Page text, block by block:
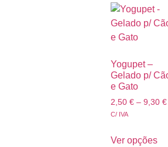
Yogupet –
Gelado p/
e Gato
2,50 € – 9,30 €
C/ IVA
Ver opções